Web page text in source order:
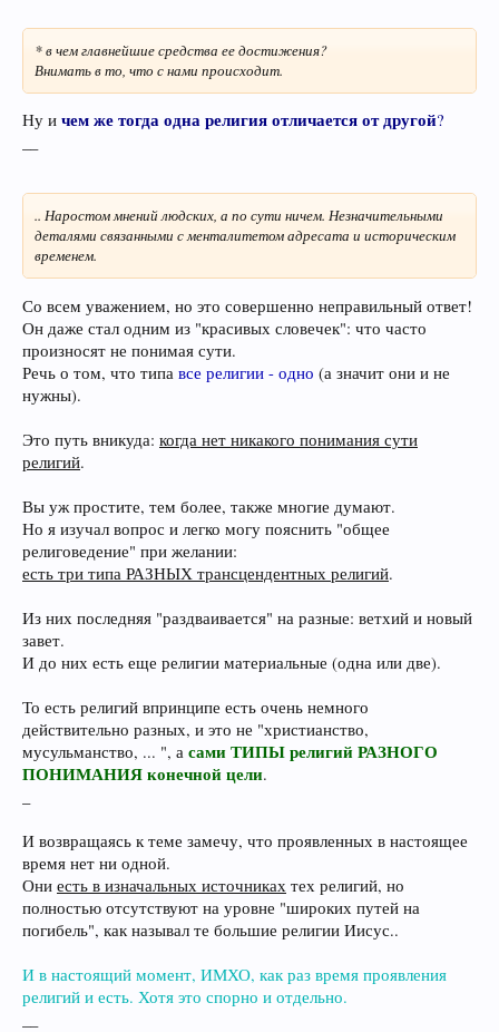
* в чем главнейшие средства ее достижения?
Внимать в то, что с нами происходит.
Ну и чем же тогда одна религия отличается от другой?
.. Наростом мнений людских, а по сути ничем. Незначительными
деталями связанными с менталитетом адресата и историческим
временем.
Со всем уважением, но это совершенно неправильный ответ!
Он даже стал одним из "красивых словечек": что часто
произносят не понимая сути.
Речь о том, что типа все религии - одно (а значит они и не
нужны).
Это путь вникуда: когда нет никакого понимания сути
религий.
Вы уж простите, тем более, также многие думают.
Но я изучал вопрос и легко могу пояснить "общее
религоведение" при желании:
есть три типа РАЗНЫХ трансцендентных религий.
Из них последняя "раздваивается" на разные: ветхий и новый
завет.
И до них есть еще религии материальные (одна или две).
То есть религий впринципе есть очень немного
действительно разных, и это не "христианство,
мусульманство, ... ", а сами ТИПЫ религий РАЗНОГО
ПОНИМАНИЯ конечной цели.
И возвращаясь к теме замечу, что проявленных в настоящее
время нет ни одной.
Они есть в изначальных источниках тех религий, но
полностью отсутствуют на уровне "широких путей на
погибель", как называл те большие религии Иисус..
И в настоящий момент, ИМХО, как раз время проявления
религий и есть. Хотя это спорно и отдельно.